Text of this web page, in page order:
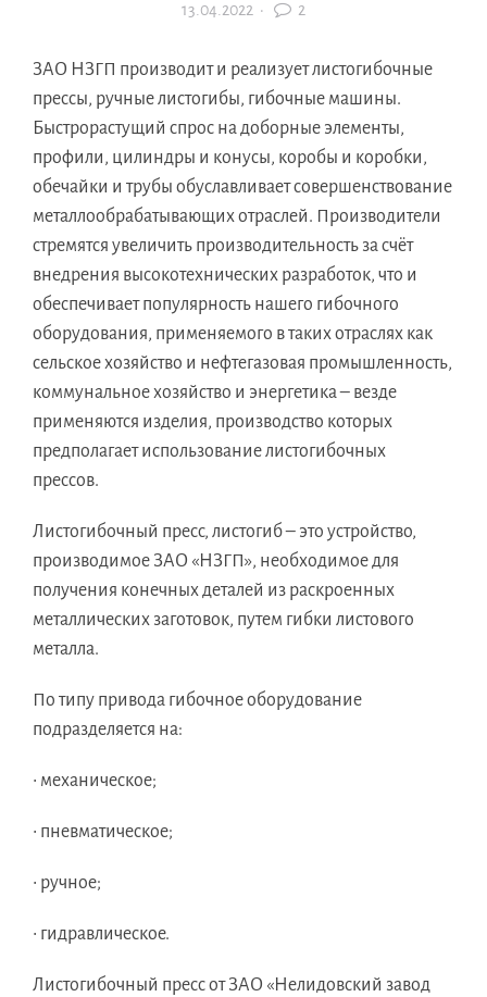
13.04.2022 · 2
ЗАО НЗГП производит и реализует листогибочные
прессы, ручные листогибы, гибочные машины.
Быстрорастущий спрос на доборные элементы,
профили, цилиндры и конусы, коробы и коробки,
обечайки и трубы обуславливает совершенствование
металлообрабатывающих отраслей. Производители
стремятся увеличить производительность за счёт
внедрения высокотехнических разработок, что и
обеспечивает популярность нашего гибочного
оборудования, применяемого в таких отраслях как
сельское хозяйство и нефтегазовая промышленность,
коммунальное хозяйство и энергетика – везде
применяются изделия, производство которых
предполагает использование листогибочных
прессов.
Листогибочный пресс, листогиб – это устройство,
производимое ЗАО «НЗГП», необходимое для
получения конечных деталей из раскроенных
металлических заготовок, путем гибки листового
металла.
По типу привода гибочное оборудование
подразделяется на:
• механическое;
• пневматическое;
• ручное;
• гидравлическое.
Листогибочный пресс от ЗАО «Нелидовский завод